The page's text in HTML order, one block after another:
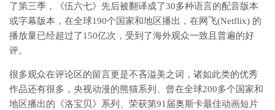
了第三季，《伍六七》先后被翻译成了30多种语言的配音版本
或字幕版本，在全球190个国家和地区播出，在网飞(Netflix) 的
播放量已经超过了150亿次，受到了海外观众一致且普遍的好
评。
很多观众在评论区的留言更是不吝溢美之词，诸如此类的优秀
作品还有很多，央视动漫的熊猫系列、曾在全球200多个国家和
地区播出的《洛宝贝》系列、荣获第91届奥斯卡最佳动画短片